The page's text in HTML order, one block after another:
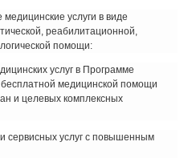
услуги в виде
реабилитационной,
помощи:
услуг в Программе
бесплатной медицинской помощи
и целевых комплексных
услуг с повышенным